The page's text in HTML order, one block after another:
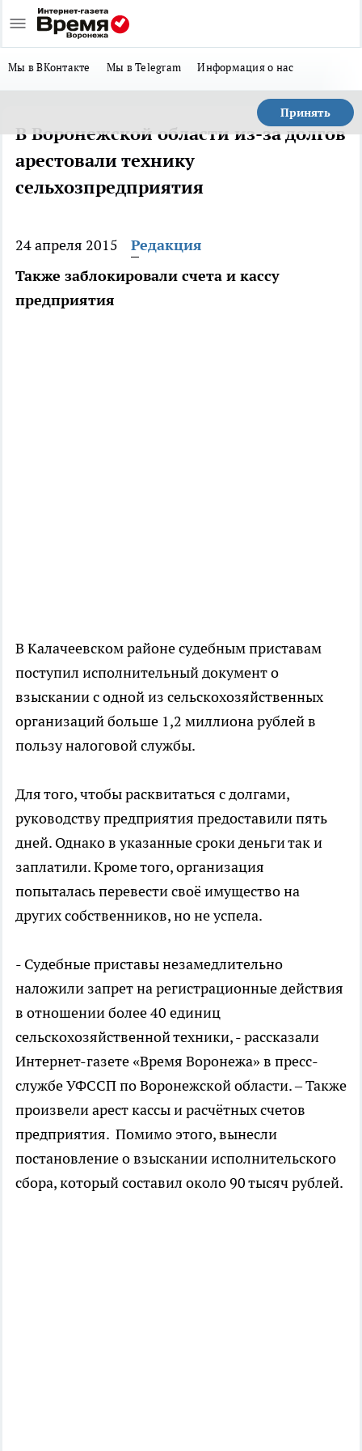
Мы в ВКонтакте Мы в Telegram Информация о нас
Принять
В Воронежской области из-за долгов
арестовали технику
сельхозпредприятия
24 апреля 2015
Редакция
Также заблокировали счета и кассу
предприятия
В Калачеевском районе судебным приставам
поступил исполнительный документ о
взыскании с одной из сельскохозяйственных
организаций больше 1,2 миллиона рублей в
пользу налоговой службы.
Для того, чтобы расквитаться с долгами,
руководству предприятия предоставили пять
дней. Однако в указанные сроки деньги так и
заплатили. Кроме того, организация
попыталась перевести своё имущество на
других собственников, но не успела.
- Судебные приставы незамедлительно
наложили запрет на регистрационные действия
в отношении более 40 единиц
сельскохозяйственной техники, - рассказали
Интернет-газете «Время Воронежа» в пресс-
службе УФССП по Воронежской области. – Также
произвели арест кассы и расчётных счетов
предприятия. Помимо этого, вынесли
постановление о взыскании исполнительского
сбора, который составил около 90 тысяч рублей.